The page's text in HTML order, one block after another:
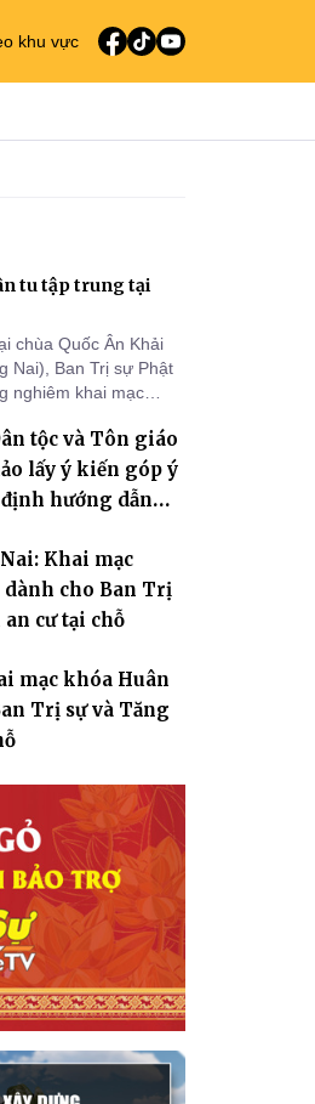
khu vực
tu tập trung tại
chùa Quốc Ân Khải
Nai), Ban Trị sự Phật
nghiêm khai mạc
an cư tại chỗ khu vực
Khải Tường.
tộc và Tôn giáo
lấy ý kiến góp ý
hướng dẫn
Khai mạc
cho Ban Trị
cư tại chỗ
mạc khóa Huân
Trị sự và Tăng